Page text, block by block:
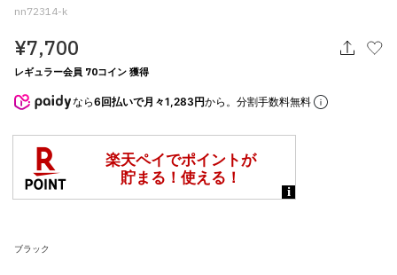
nn72314-k
¥7,700
レギュラー会員 70コイン 獲得
なら6回払いで月々1,283円から。分割手数料無料
ブラック